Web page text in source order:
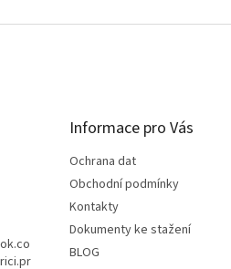
Informace pro Vás
Ochrana dat
Obchodní podmínky
Kontakty
Dokumenty ke stažení
BLOG